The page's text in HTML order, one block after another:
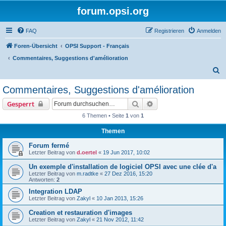
forum.opsi.org
FAQ Anmelden
Registrieren
Foren-Übersicht
OPSI Support - Français
Commentaires, Suggestions d'amélioration
Commentaires, Suggestions d'amélioration
Gesperrt Suche
6 Themen • Seite 1 von 1
Themen
Forum fermé
Letzter Beitrag von d.oertel « 19 Jun 2017, 10:02
Un exemple d'installation de logiciel OPSI avec une clée d'a
Letzter Beitrag von m.radtke « 27 Dez 2016, 15:20
Antworten: 2
Integration LDAP
Letzter Beitrag von Zakyl « 10 Jan 2013, 15:26
Creation et restauration d'images
Letzter Beitrag von Zakyl « 21 Nov 2012, 11:42